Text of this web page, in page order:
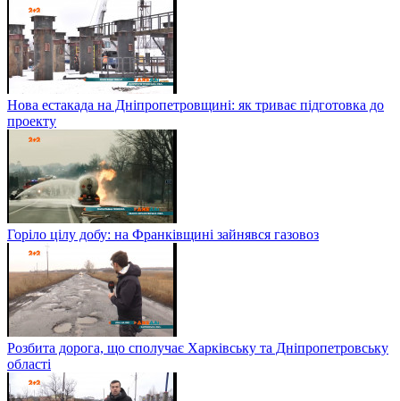
Нова естакада на Дніпропетровщині: як триває підготовка до
проекту
Горіло цілу добу: на Франківщині зайнявся газовоз
Розбита дорога, що сполучає Харківську та Дніпропетровську
області